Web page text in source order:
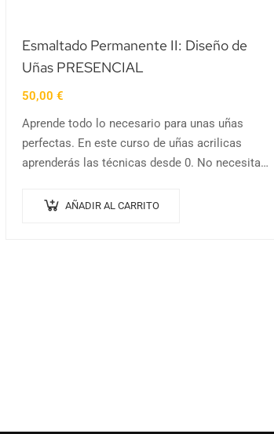
Esmaltado Permanente II: Diseño de
Uñas PRESENCIAL
50,00 €
Aprende todo lo necesario para unas uñas
perfectas. En este curso de uñas acrilicas
aprenderás las técnicas desde 0. No necesitas
AÑADIR AL CARRITO